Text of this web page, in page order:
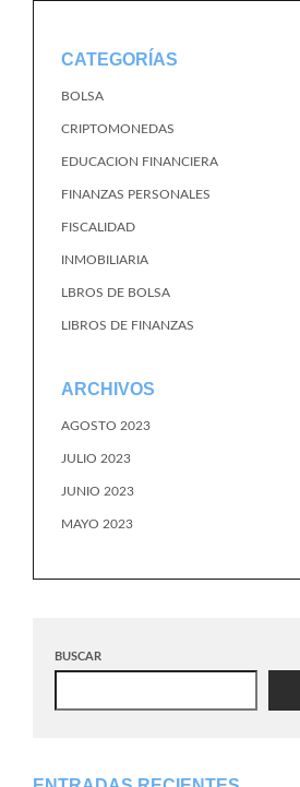
CATEGORÍAS
BOLSA
CRIPTOMONEDAS
EDUCACION FINANCIERA
FINANZAS PERSONALES
FISCALIDAD
INMOBILIARIA
LBROS DE BOLSA
LIBROS DE FINANZAS
ARCHIVOS
AGOSTO 2023
JULIO 2023
JUNIO 2023
MAYO 2023
BUSCAR